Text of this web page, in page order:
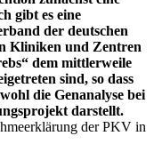
gibt es eine
der deutschen
Kliniken und Zentren
dem mittlerweile
sind, so dass
die Genanalyse bei
darstellt.
der PKV in